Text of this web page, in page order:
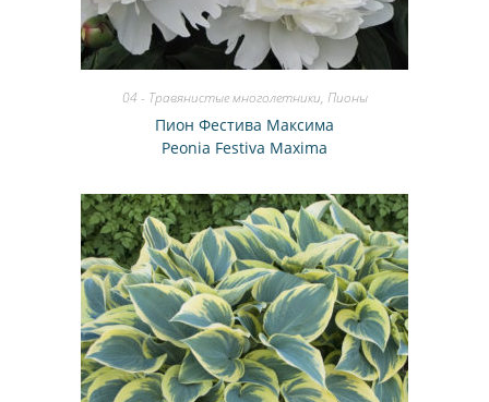
04 - Травянистые многолетники, Пионы
Пион Фестива Максима
Peonia Festiva Maxima